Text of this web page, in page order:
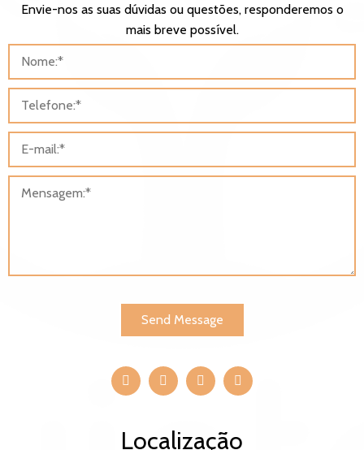
Envie-nos as suas dúvidas ou questões, responderemos o
mais breve possível.
Send Message
Localização